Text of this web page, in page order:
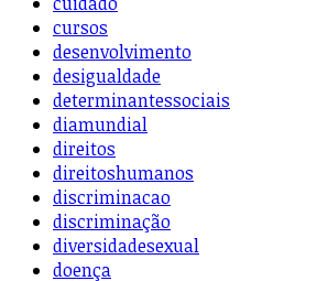
cursos
desenvolvimento
desigualdade
determinantessociais
diamundial
direitos
direitoshumanos
discriminacao
discriminação
diversidadesexual
doença